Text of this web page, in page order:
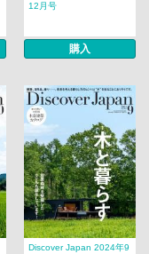
12月号
購入
Discover Japan 2024年9